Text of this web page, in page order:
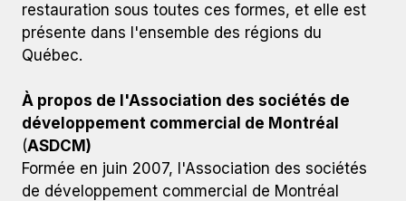
restauration sous toutes ces formes, et elle est
présente dans l'ensemble des régions du
Québec.
À propos de l'Association des sociétés de
développement commercial de Montréal
(ASDCM)
Formée en juin 2007, l'Association des sociétés
de développement commercial de Montréal